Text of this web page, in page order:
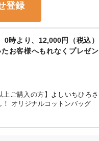
登録
時より、12,000円（税込）
お客様へもれなくプレゼン
上ご購入の方】よしいちひろさ
！ オリジナルコットンバッグ